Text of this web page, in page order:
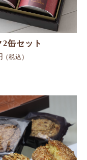
2缶セット
(税込)